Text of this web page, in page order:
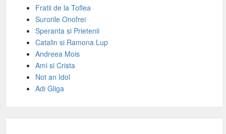
Fratii de la Toflea
Surorile Onofrei
Speranta si Prietenii
Catalin si Ramona Lup
Andreea Mois
Ami si Crista
Not an Idol
Adi Gliga